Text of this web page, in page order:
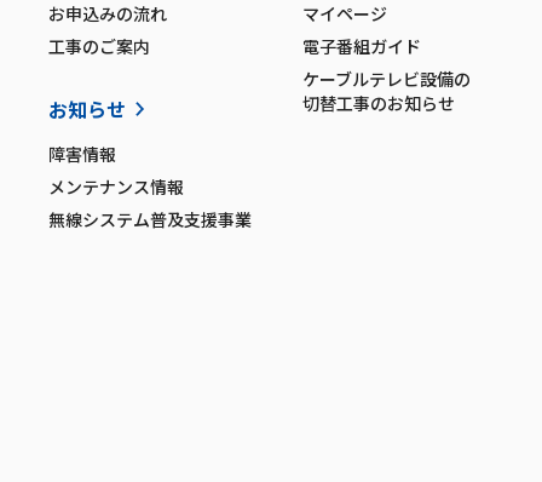
お申込みの流れ
工事のご案内
お知らせ
障害情報
メンテナンス情報
無線システム普及支援事業
マイページ
電子番組ガイド
ケーブルテレビ設備の
切替工事のお知らせ